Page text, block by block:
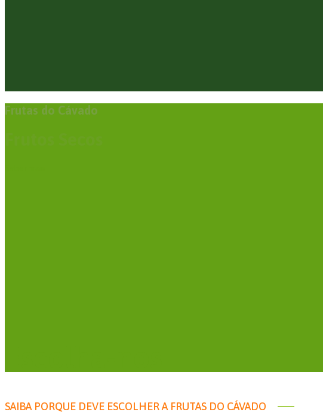
Frutas do Cávado
SAIBA PORQUE DEVE ESCOLHER A FRUTAS DO CÁVADO